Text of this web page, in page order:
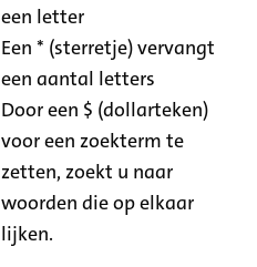
een letter
Een * (sterretje) vervangt
een aantal letters
Door een $ (dollarteken)
voor een zoekterm te
zetten, zoekt u naar
woorden die op elkaar
lijken.